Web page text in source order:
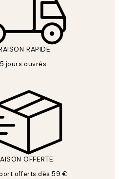
RAPIDE
jours ouvrés
OFFERTE
offerts dès 59 €